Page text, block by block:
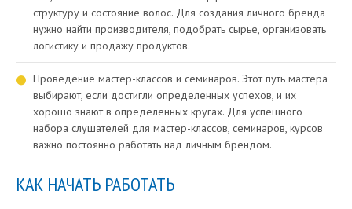
структуру и состояние волос. Для создания личного бренда
нужно найти производителя, подобрать сырье, организовать
логистику и продажу продуктов.
Проведение мастер-классов и семинаров. Этот путь мастера
выбирают, если достигли определенных успехов, и их
хорошо знают в определенных кругах. Для успешного
набора слушателей для мастер-классов, семинаров, курсов
важно постоянно работать над личным брендом.
КАК НАЧАТЬ РАБОТАТЬ